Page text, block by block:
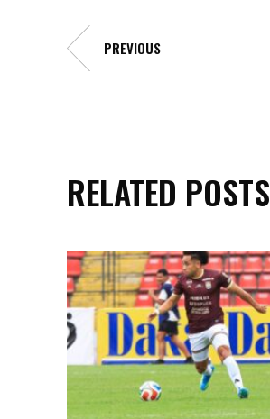
PREVIOUS
RELATED POSTS